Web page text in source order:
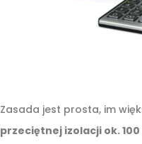
Zasada jest prosta, im
przeciętnej izolacji ok.